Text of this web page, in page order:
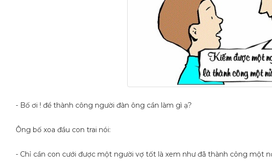
- Bố ơi ! để thành công người đàn ông cần làm gì ạ?
Ông bố xoa đầu con trai nói:
- Chỉ cần con cưới được một người vợ tốt là xem như đã thành công một